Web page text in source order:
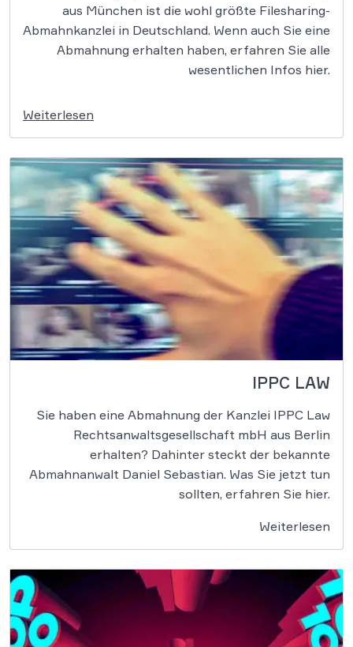
aus München ist die wohl größte Filesharing-
Abmahnkanzlei in Deutschland. Wenn auch Sie eine
Abmahnung erhalten haben, erfahren Sie alle
wesentlichen Infos hier.
Weiterlesen
IPPC LAW
Sie haben eine Abmahnung der Kanzlei IPPC Law
Rechtsanwaltsgesellschaft mbH aus Berlin
erhalten? Dahinter steckt der bekannte
Abmahnanwalt Daniel Sebastian. Was Sie jetzt tun
sollten, erfahren Sie hier.
Weiterlesen